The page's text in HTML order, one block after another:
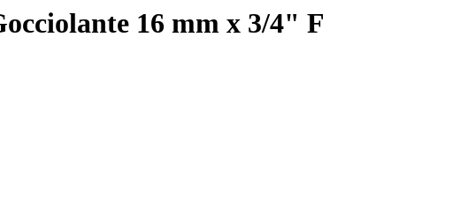
16 mm x 3/4" F